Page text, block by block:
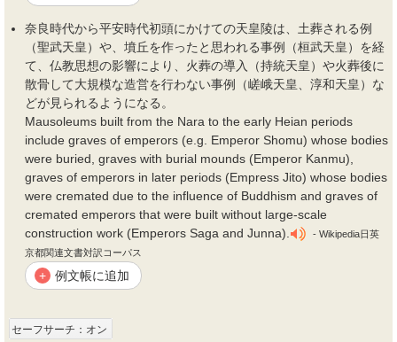
奈良時代から平安時代初頭にかけての天皇陵は、 土葬される例
（聖武天皇）や、墳丘を作ったと思われる事例（桓武天皇）を経
て、仏教思想の影響により、火葬の導入（持統天皇）や火葬後に
散骨して大規模な造営を行わない事例（嵯峨天皇、淳和天皇）な
どが見られるようになる。
Mausoleums built from the Nara to the early Heian periods
include graves of emperors (e.g. Emperor Shomu) whose bodies
were buried, graves with burial mounds (Emperor Kanmu),
graves of emperors in later periods (Empress Jito) whose bodies
were cremated due to the influence of Buddhism and graves of
cremated emperors that were built without large-scale
construction work (Emperors Saga and Junna).
- Wikipedia日英
京都関連文書対訳コーパス
+ 例文帳に追加
セーフサーチ：オン